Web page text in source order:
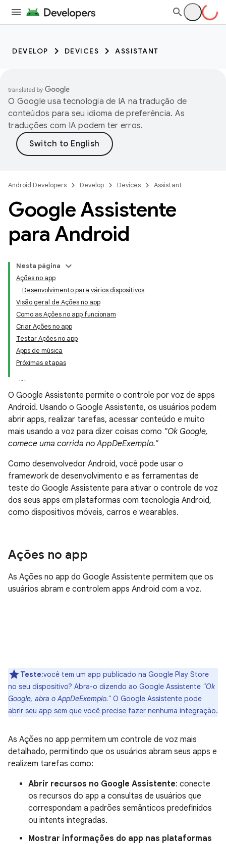
DEVELOP DEVICES ASSISTANT
O Google usa tecnologia de IA na tradução de
conteúdos para seu idioma de preferência. As
traduções com IA podem ter erros.
Android Developers Develop Devices Assistant
Google Assistente
para Android
Nesta página
Ações no app
Desenvolvimento para vários dispositivos
Visão geral de Ações no app
Como as Ações no app funcionam
Criar Ações no app
Testar Ações no app
Apps de música
Próximas etapas
O Google Assistente permite o controle por voz de apps
Android. Usando o Google Assistente, os usuários podem
abrir apps, realizar tarefas, acessar conteúdo e muito
mais usando a voz para dizer coisas como "Ok Google,
comece uma corrida no AppDeExemplo."
Como desenvolvedor Android, você pode usar o
framework de desenvolvimento e as ferramentas de
teste do Google Assistente para ativar o controle de voz
dos seus apps em plataformas com tecnologia Android,
como dispositivos móveis, carros e wearables.
Ações no app
As Ações no app do Google Assistente permitem que os
usuários abram e controlem apps Android com a voz.
Teste:você tem um app publicado na Google Play Store
no seu dispositivo? Abra-o dizendo ao Google Assistente "Ok
Google, abra o AppDeExemplo." O Google Assistente pode
abrir seu app sem que você precise fazer nenhuma integração.
As Ações no app permitem um controle de voz mais
detalhado, permitindo que os usuários abram seus apps e
realizem tarefas como:
Abrir recursos no Google Assistente: conecte
os recursos do app a consultas de usuários que
correspondam a padrões semânticos predefinidos
ou intents integradas.
Mostrar informações do app nas plataformas